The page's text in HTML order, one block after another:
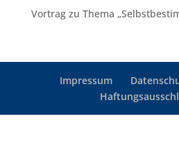
Vortrag zu Thema
Impressum